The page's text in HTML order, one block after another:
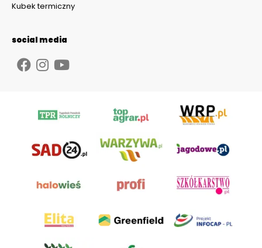
Kubek termiczny
social media